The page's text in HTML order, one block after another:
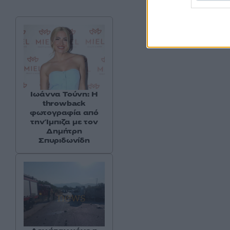
Ιωάννα Τούνη: Η
throwback
φωτογραφία από
την Ίμπιζα με τον
Δημήτρη
Σπυριδωνίδη